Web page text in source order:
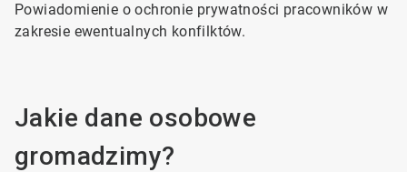
Powiadomienie o ochronie prywatności pracowników w
zakresie ewentualnych konfilktów.
Jakie dane osobowe
gromadzimy?